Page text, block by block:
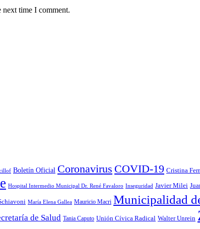
next time I comment.
Boletín Oficial Coronavirus COVID-19 Cristina
Hospital Intermedio Municipal Dr. René Favaloro Inseguridad Javier Milei
María Elena Gallea Mauricio Macri Municipalidad
de Salud Tania Caputo Unión Cívica Radical Walter Unrein